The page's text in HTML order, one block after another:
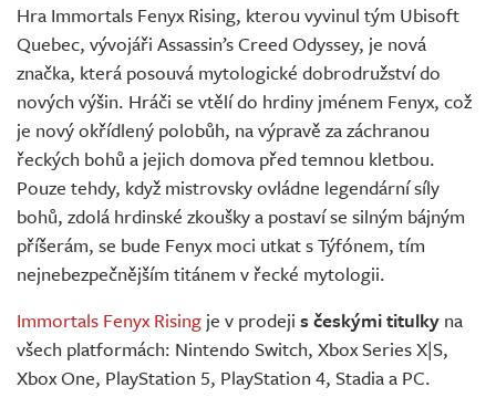
Hra Immortals Fenyx Rising, kterou vyvinul tým Ubisoft
Quebec, vývojáři Assassin’s Creed Odyssey, je nová
značka, která posouvá mytologické dobrodružství do
nových výšin. Hráči se vtělí do hrdiny jménem Fenyx, což
je nový okřídlený polobůh, na výpravě za záchranou
řeckých bohů a jejich domova před temnou kletbou.
Pouze tehdy, když mistrovsky ovládne legendární síly
bohů, zdolá hrdinské zkoušky a postaví se silným bájným
příšerám, se bude Fenyx moci utkat s Týfónem, tím
nejnebezpečnějším titánem v řecké mytologii.
Immortals Fenyx Rising je v prodeji s českými titulky na
všech platformách: Nintendo Switch, Xbox Series X|S,
Xbox One, PlayStation 5, PlayStation 4, Stadia a PC.